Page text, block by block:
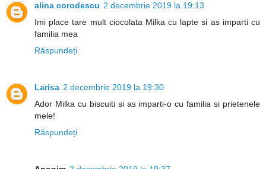
alina corodescu 2 decembrie 2019 la 19:13
Imi place tare mult ciocolata Milka cu lapte si as imparti cu
familia mea
Răspundeți
Larisa 2 decembrie 2019 la 19:30
Ador Milka cu biscuiti si as imparti-o cu familia si prietenele
mele!
Răspundeți